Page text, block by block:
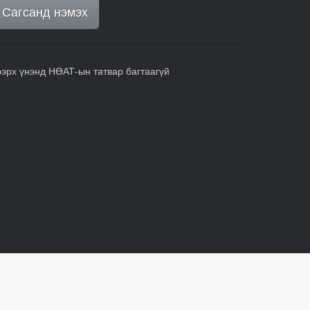
Сагсанд нэмэх
үнэнд НӨАТ-ын татвар багтаагүй